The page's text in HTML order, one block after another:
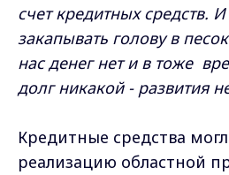
счет кредитных средств.
закапывать голову в
нас денег нет и в тоже
долг никакой - развития
Кредитные средства
реализацию областной